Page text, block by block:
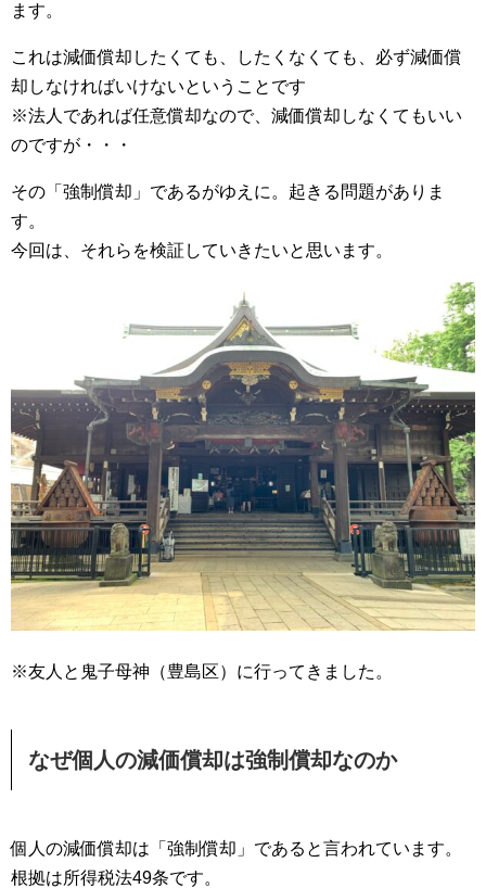
ます。
これは減価償却したくても、したくなくても、必ず減価償
却しなければいけないということです
※法人であれば任意償却なので、減価償却しなくてもいい
のですが・・・
その「強制償却」であるがゆえに。起きる問題がありま
す。
今回は、それらを検証していきたいと思います。
※友人と鬼子母神（豊島区）に行ってきました。
なぜ個人の減価償却は強制償却なのか
個人の減価償却は「強制償却」であると言われています。
根拠は所得税法49条です。